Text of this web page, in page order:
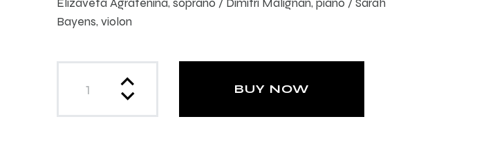
Bayens, violon
BUY NOW